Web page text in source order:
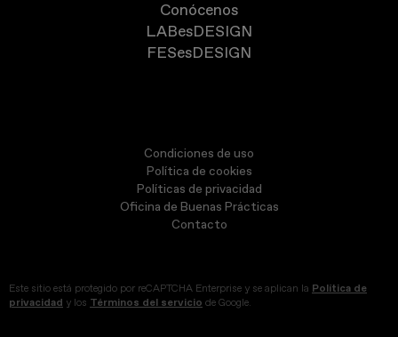
Conócenos
LABesDESIGN
FESesDESIGN
Condiciones de uso
Política de cookies
Políticas de privacidad
Oficina de Buenas Prácticas
Contacto
Este sitio está protegido por reCAPTCHA Enterprise y se aplican la Política de
privacidad y los Términos del servicio de Google.